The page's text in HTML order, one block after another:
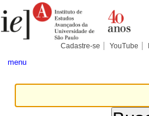
para
conteúdo.
Pessoais
Cadastre-se YouTube
menu